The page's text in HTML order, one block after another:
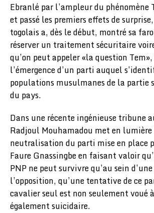
Ebranlé par l’ampleur du
et passé les premiers effets de
togolais a, dès le début, montré sa
réserver un traitement sécuritaire
qu’on peut appeler «la question
l’émergence d’un parti auquel
populations musulmanes de la partie
du pays.
Dans une récente ingénieuse tribune
Radjoul Mouhamadou met en
neutralisation du parti mise en place
Faure Gnassingbe en faisant valoir
PNP ne peut survivre qu’au sein
l’opposition, qu’une tentative de ce
cavalier seul est non seulement voué
également suicidaire.